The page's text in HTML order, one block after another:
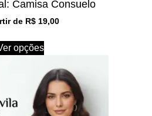
Camisa Consuelo
de R$ 19,00
opções